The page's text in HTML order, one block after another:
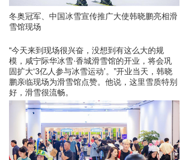
冬奥冠军、中国冰雪宣传推广大使韩晓鹏亮相滑
雪馆现场
“今天来到现场很兴奋，没想到有这么大的规
模，咸宁际华冰雪·香城滑雪馆的开业，将会巩
固扩大‘3亿人参与冰雪运动’。”开业当天，韩晓
鹏亲临现场为滑雪馆点赞。他说，这里雪质特别
好，滑雪很流畅。